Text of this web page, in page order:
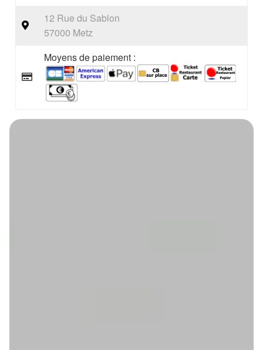
12 Rue du Sablon
57000 Metz
Moyens de paiement :